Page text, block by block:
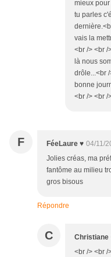
mieux
tu parles
vais la
<br /> <br /
là nous
drôle...<br
bonne
<br /> <br /
F FéeLaure ♥ 04/11/
Jolies créas, ma
fantôme au milieu
gros bisous
Répondre
C Christiane
<br /> <br /